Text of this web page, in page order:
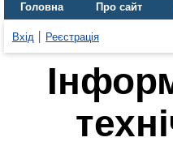
Головна Про сайт
Вхід Реєстрація